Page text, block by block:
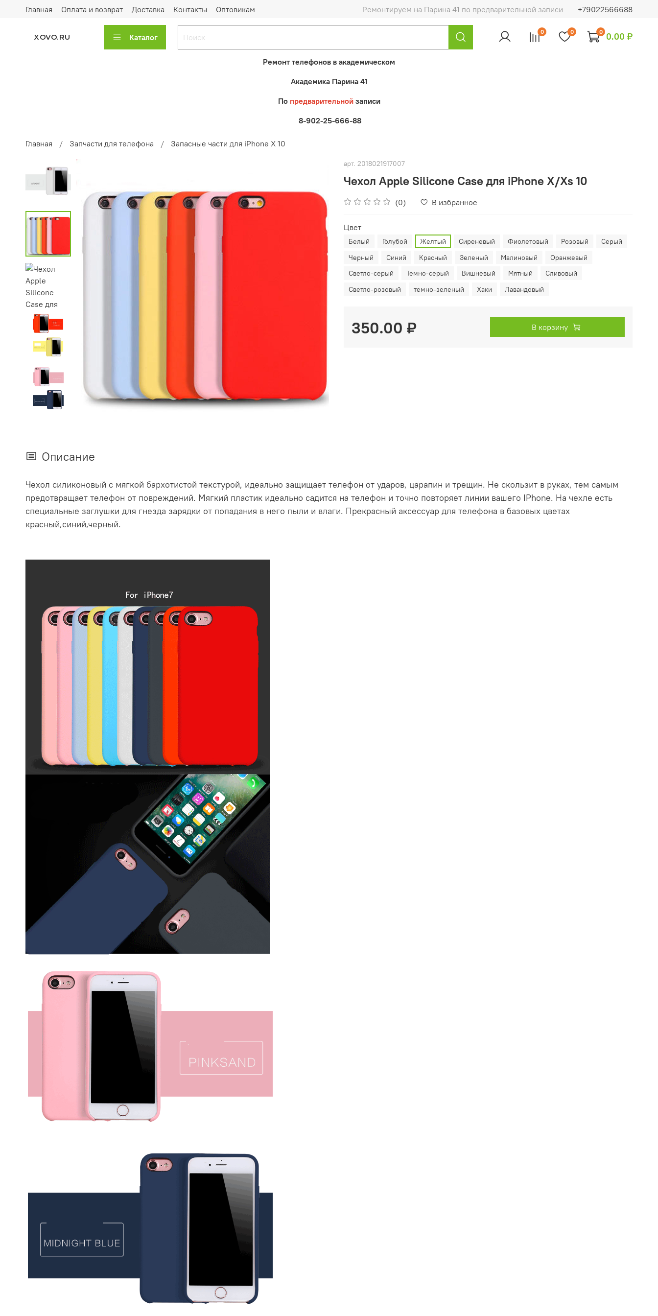
Главная Оплата и возврат Доставка Контакты Оптовикам Ремонтируем на Парина 41 по предварительной записи +79022566688
XOVO.RU Каталог
0 0 0 0.00 ₽
Ремонт телефонов в академическом
Академика Парина 41
По предварительнойзаписи
8-902-25-666-88
Главная Запчасти для телефона Запасные части для iPhone X 10
арт. 2018021917007
Чехол Apple Silicone Case для iPhone X/Xs 10
(0) В избранное
Цвет
Белый Голубой Желтый Сиреневый Фиолетовый Розовый
Серый
Черный
Синий Красный Зеленый Малиновый
Оранжевый
Светло-серый
Темно-серый Вишневый Мятный
Сливовый
Светло-розовый
темно-зеленый Хаки Лавандовый
350.00 ₽ В корзину
Описание
Чехол силиконовый с мягкой бархотистой текстурой, идеально защищает телефон от ударов, царапин и трещин. Не скользит в руках, тем самым
предотвращает телефон от повреждений. Мягкий пластик идеально садится на телефон и точно повторяет линии вашего IPhone. На чехле есть
специальные заглушки для гнезда зарядки от попадания в него пыли и влаги. Прекрасный аксессуар для телефона в базовых цветах
красный,синий,черный.